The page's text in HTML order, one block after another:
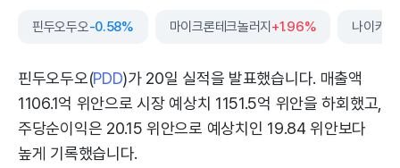
핀두오두오-0.58% 마이크론테크놀러지 +1.96% 나이키
핀두오두오(PDD)가 20일 실적을 발표했습니다. 매출액
1106.1억 위안으로 시장 예상치 1151.5억 위안을 하회했고,
주당순이익은 20.15 위안으로 예상치인 19.84 위안보다
높게 기록했습니다.